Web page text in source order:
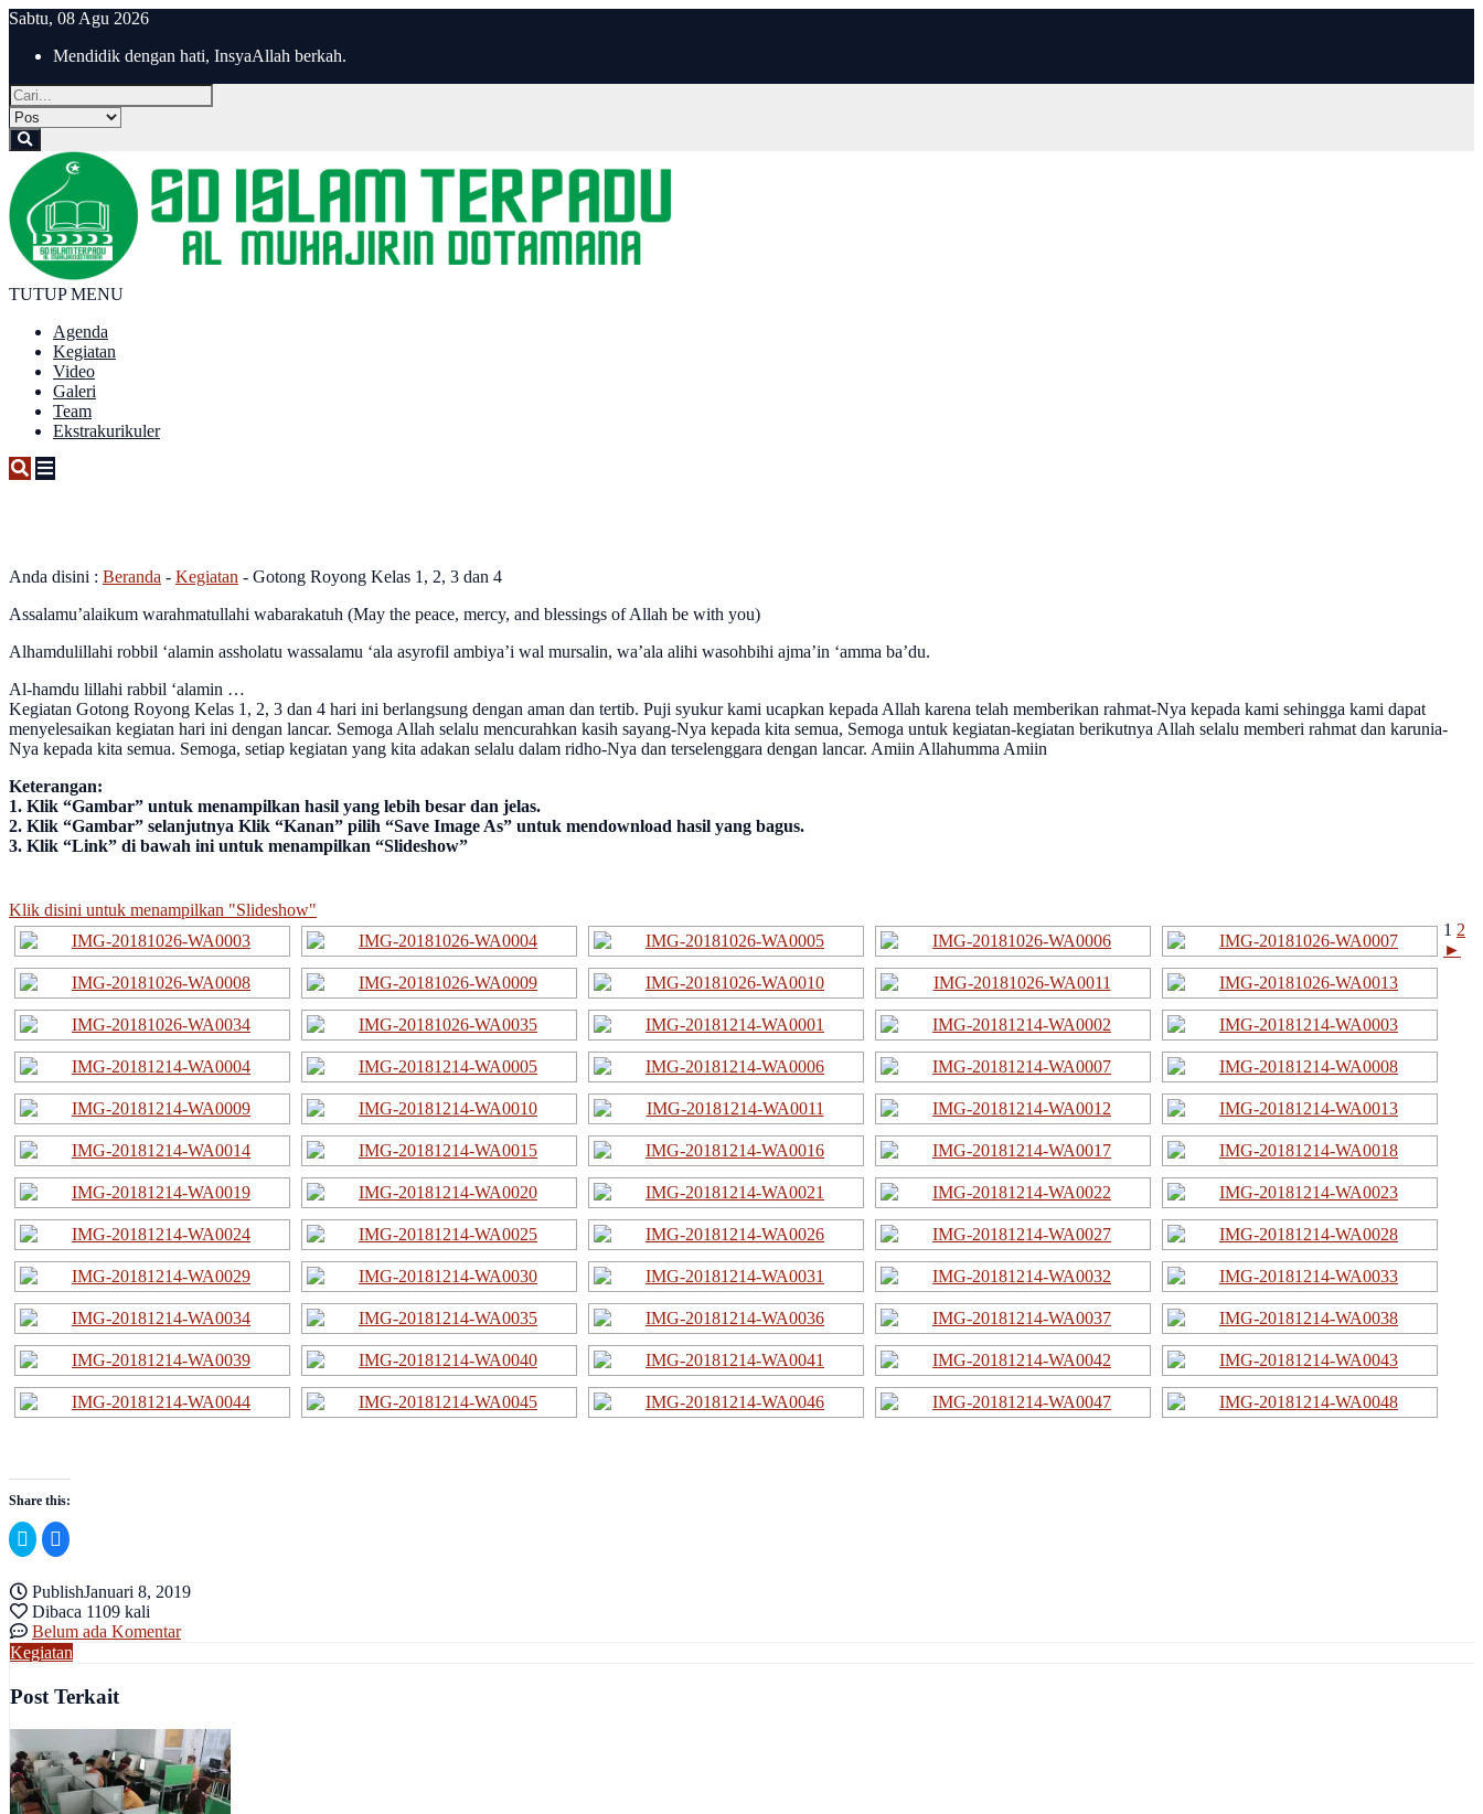
Sabtu, 08 Agu 2026
Mendidik dengan hati, InsyaAllah berkah.
TUTUP MENU
Agenda
Kegiatan
Video
Galeri
Team
Ekstrakurikuler
Anda disini : Beranda - Kegiatan - Gotong Royong Kelas 1, 2, 3 dan 4
Assalamu’alaikum warahmatullahi wabarakatuh (May the peace, mercy, and blessings of Allah be with you)
Alhamdulillahi robbil ‘alamin assholatu wassalamu ‘ala asyrofil ambiya’i wal mursalin, wa’ala alihi wasohbihi ajma’in ‘amma ba’du.
Al-hamdu lillahi rabbil ‘alamin …
Kegiatan Gotong Royong Kelas 1, 2, 3 dan 4 hari ini berlangsung dengan aman dan tertib. Puji syukur kami ucapkan kepada Allah karena telah memberikan rahmat-Nya kepada kami sehingga kami dapat
menyelesaikan kegiatan hari ini dengan lancar. Semoga Allah selalu mencurahkan kasih sayang-Nya kepada kita semua, Semoga untuk kegiatan-kegiatan berikutnya Allah selalu memberi rahmat dan karunia-
Nya kepada kita semua. Semoga, setiap kegiatan yang kita adakan selalu dalam ridho-Nya dan terselenggara dengan lancar. Amiin Allahumma Amiin
Keterangan:
1. Klik “Gambar” untuk menampilkan hasil yang lebih besar dan jelas.
2. Klik “Gambar” selanjutnya Klik “Kanan” pilih “Save Image As” untuk mendownload hasil yang bagus.
3. Klik “Link” di bawah ini untuk menampilkan “Slideshow”
Klik disini untuk menampilkan "Slideshow"
1 2
►
Share this:
Klik
untuk
berbagi
Twitter(Membuka
di
jendela
yang
baru)
Klik
untuk
Facebook(Membuka
di
jendela
yang
baru)
PublishJanuari 8, 2019
Dibaca 1109 kali
Belum ada Komentar
Kegiatan
Post Terkait